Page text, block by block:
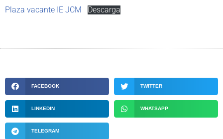
Plaza vacante IE JCM
Descarga
FACEBOOK TWITTER
LINKEDIN WHATSAPP
TELEGRAM